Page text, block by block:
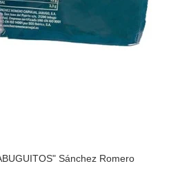
Sánchez Romero